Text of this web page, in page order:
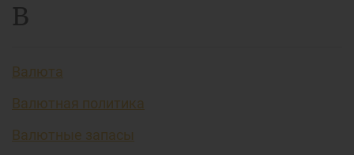
В
Валюта
Валютная политика
Валютные запасы